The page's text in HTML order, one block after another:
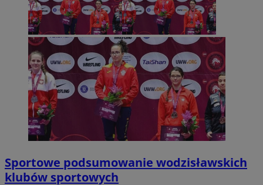
Sportowe podsumowanie wodzisławskich
klubów sportowych